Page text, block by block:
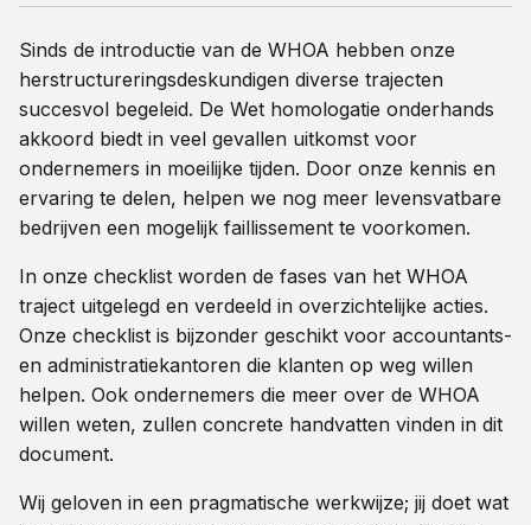
Sinds de introductie van de WHOA hebben onze
herstructureringsdeskundigen diverse trajecten
succesvol begeleid. De Wet homologatie onderhands
akkoord biedt in veel gevallen uitkomst voor
ondernemers in moeilijke tijden. Door onze kennis en
ervaring te delen, helpen we nog meer levensvatbare
bedrijven een mogelijk faillissement te voorkomen.
In onze checklist worden de fases van het WHOA
traject uitgelegd en verdeeld in overzichtelijke acties.
Onze checklist is bijzonder geschikt voor accountants-
en administratiekantoren die klanten op weg willen
helpen. Ook ondernemers die meer over de WHOA
willen weten, zullen concrete handvatten vinden in dit
document.
Wij geloven in een pragmatische werkwijze; jij doet wat